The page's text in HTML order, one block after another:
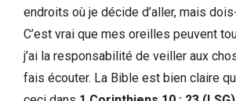
endroits où je décide d’aller, mais
C’est vrai que mes oreilles peuvent
j’ai la responsabilité de veiller aux
fais écouter. La Bible est bien claire